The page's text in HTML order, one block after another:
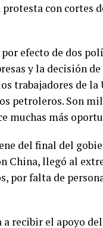
con cortes
efecto de dos
y la decisión de
trabajadores de la
petroleros. Son
muchas más
del final del
China, llegó al
por falta de
recibir el apoyo del